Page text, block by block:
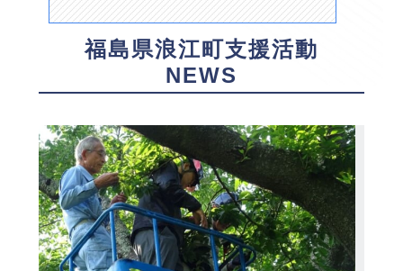
福島県浪江町支援活動
NEWS